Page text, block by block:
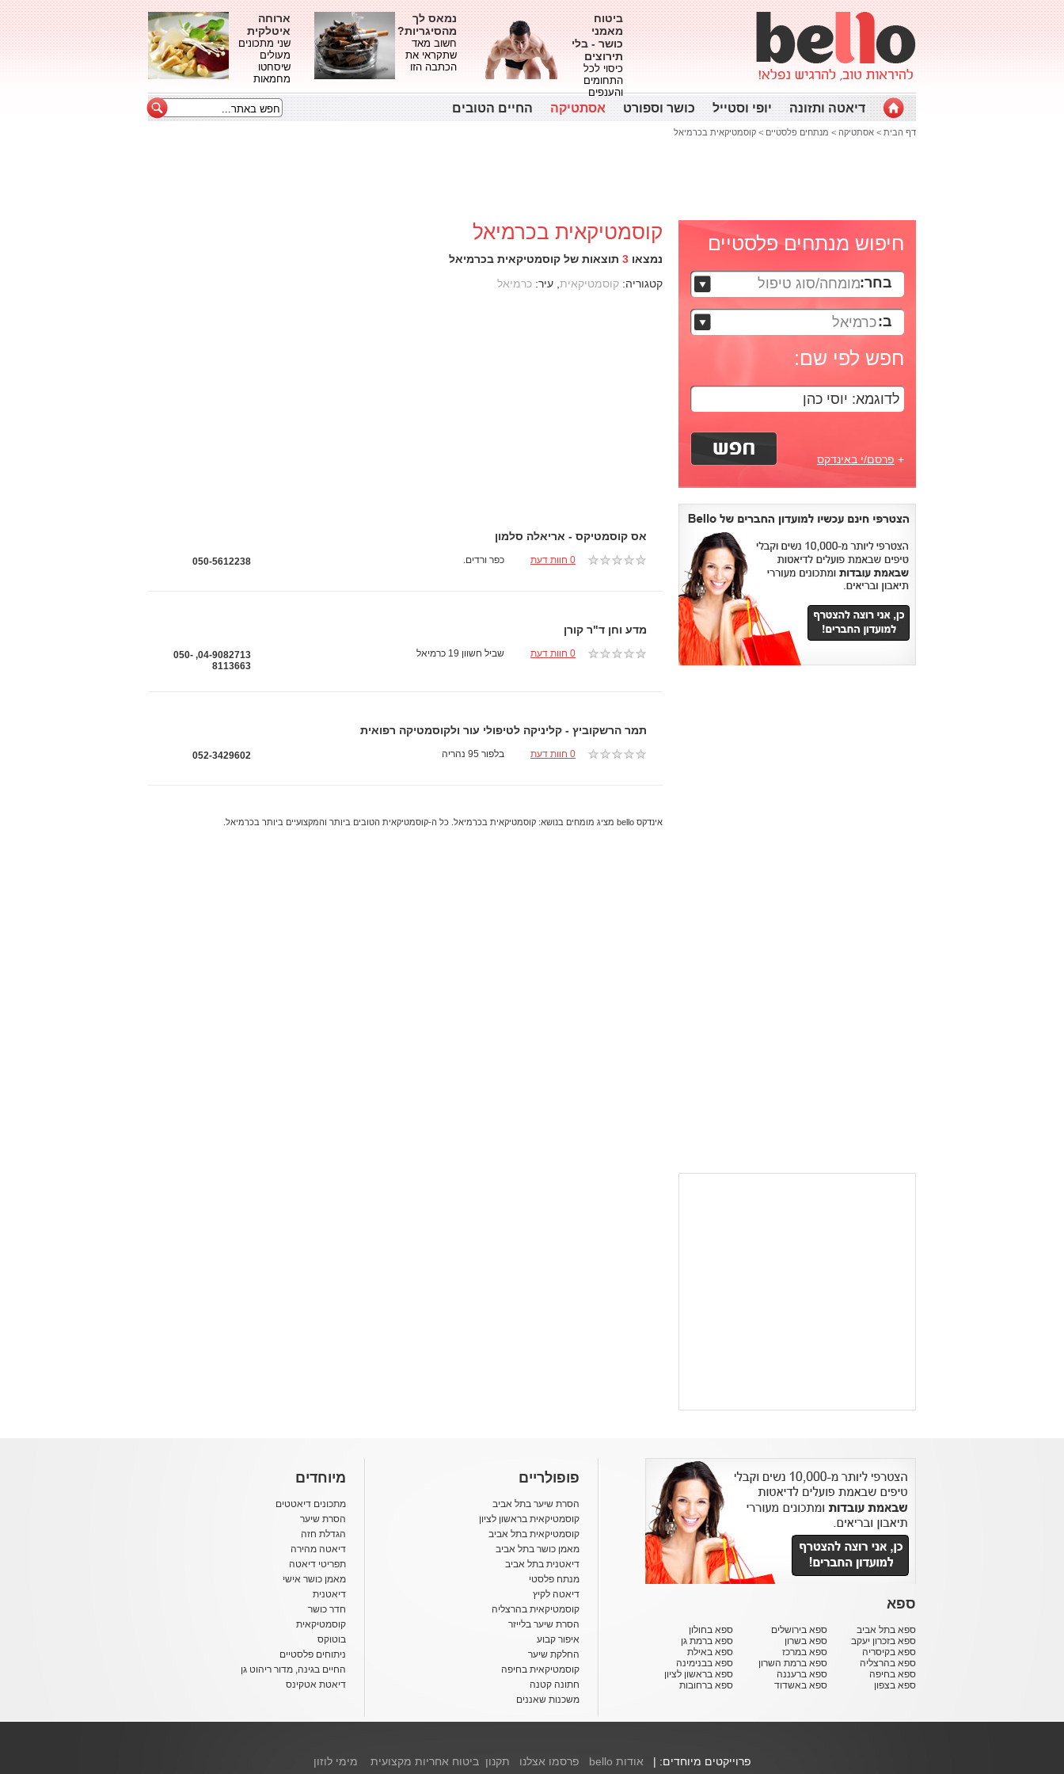
ביטוח
מאמני
כושר - בלי
תירוצים
כיסוי לכל
התחומים
והענפים
נמאס לך
מהסיגריות?
חשוב מאד
שתקראי את
הכתבה הזו
ארוחה
איטלקית
שני מתכונים
מעולים
שיסחטו
מחמאות
דיאטה ותזונה יופי וסטייל כושר וספורט אסתטיקה החיים הטובים
דף הבית > אסתטיקה > מנתחים פלסטיים > קוסמטיקאית בכרמיאל
חיפוש מנתחים פלסטיים
בחר:מומחה/סוג טיפול
ב:כרמיאל
חפש לפי שם:
+ פרסם/י באינדקס
קוסמטיקאית בכרמיאל
נמצאו 3 תוצאות של קוסמטיקאית בכרמיאל
קטגוריה: קוסמטיקאית , עיר: כרמיאל
אס קוסמטיקס - אריאלה סלמון
050-5612238 0 חוות דעת כפר ורדים.
מדע וחן ד"ר קורן
04-9082713, 050-
8113663
0 חוות דעת שביל חשוון 19 כרמיאל
תמר הרשקוביץ - קליניקה לטיפולי עור ולקוסמטיקה רפואית
052-3429602 0 חוות דעת בלפור 95 נהריה
אינדקס bello מציג מומחים בנושא: קוסמטיקאית בכרמיאל. כל ה-קוסמטיקאית הטובים ביותר והמקצועיים ביותר בכרמיאל.
ספא
ספא בתל אביב
ספא בזכרון יעקב
ספא בקיסריה
ספא בהרצליה
ספא בחיפה
ספא בצפון
ספא בירושלים
ספא בשרון
ספא במרכז
ספא ברמת השרון
ספא ברעננה
ספא באשדוד
ספא בחולון
ספא ברמת גן
ספא באילת
ספא בבנימינה
ספא בראשון לציון
ספא ברחובות
פופולריים
הסרת שיער בתל אביב
קוסמטיקאית בראשון לציון
קוסמטיקאית בתל אביב
מאמן כושר בתל אביב
דיאטנית בתל אביב
מנתח פלסטי
דיאטה לקיץ
קוסמטיקאית בהרצליה
הסרת שיער בלייזר
איפור קבוע
החלקת שיער
קוסמטיקאית בחיפה
חתונה קטנה
משכנות שאננים
מיוחדים
מתכונים דיאטטים
הסרת שיער
הגדלת חזה
דיאטה מהירה
תפריטי דיאטה
מאמן כושר אישי
דיאטנית
חדר כושר
קוסמטיקאית
בוטוקס
ניתוחים פלסטיים
החיים בגינה, מדור ריהוט גן
דיאטת אטקינס
פרוייקטים מיוחדים: | אודות bello פרסמו אצלנו תקנון ביטוח אחריות מקצועית מימי לוזון